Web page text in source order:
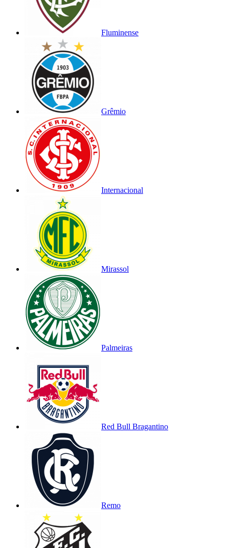
Fluminense
Grêmio
Internacional
Mirassol
Palmeiras
Red Bull Bragantino
Remo